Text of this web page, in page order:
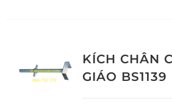
KÍCH CHÂN
GIÁO BS1139